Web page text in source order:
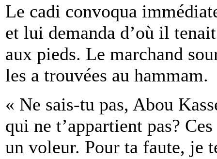
Le cadi convoqua
et lui demanda d’où il
aux pieds. Le marchand
les a trouvées au hammam.
« Ne sais-tu pas, Abou
qui ne t’appartient pas?
un voleur. Pour ta faute, je